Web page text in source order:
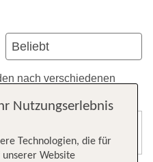
nach verschiedenen
Nutzungserlebnis
Technologien, die für
unserer Website